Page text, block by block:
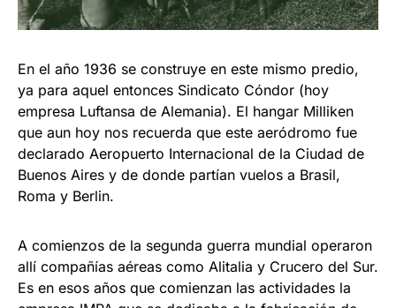
En el año 1936 se construye en este mismo predio,
ya para aquel entonces Sindicato Cóndor (hoy
empresa Luftansa de Alemania). El hangar Milliken
que aun hoy nos recuerda que este aeródromo fue
declarado Aeropuerto Internacional de la Ciudad de
Buenos Aires y de donde partían vuelos a Brasil,
Roma y Berlin.
A comienzos de la segunda guerra mundial operaron
allí compañías aéreas como Alitalia y Crucero del Sur.
Es en esos años que comienzan las actividades la